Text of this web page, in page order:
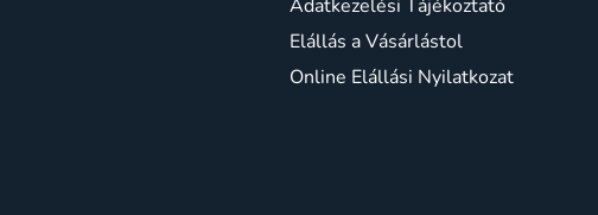
i
Adatkezelési Tájékoztató
Elállás a Vásárlástol
Online Elállási Nyilatkozat